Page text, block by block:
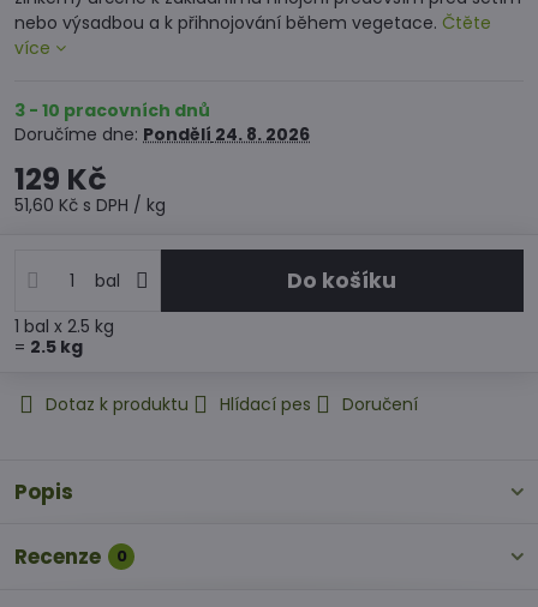
nebo výsadbou a k přihnojování během vegetace. Čtěte
více
3 - 10 pracovních dnů
Doručíme dne: Pondělí 24. 8. 2026
129 Kč
51,60 Kč s DPH / kg
bal Do košíku
1 bal x 2.5 kg
= 2.5 kg
Dotaz k produktu Hlídací pes Doručení
Popis
Recenze 0